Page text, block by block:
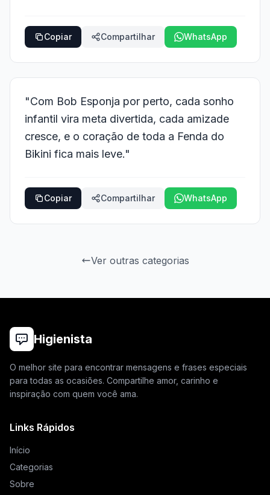
Copiar Compartilhar WhatsApp
"Com Bob Esponja por perto, cada sonho
infantil vira meta divertida, cada amizade
cresce, e o coração de toda a Fenda do
Bikini fica mais leve."
Copiar Compartilhar WhatsApp
Ver outras categorias
Higienista
O melhor site para encontrar mensagens e frases especiais
para todas as ocasiões. Compartilhe amor, carinho e
inspiração com quem você ama.
Links Rápidos
Início
Categorias
Sobre